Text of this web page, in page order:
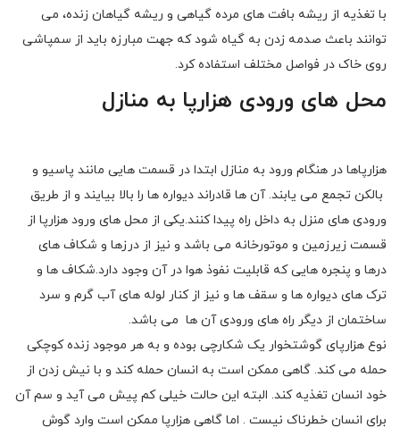
با تغذیه از ریشه بافت های مرده گیاهی و ریشه گیاهان زنده، می
توانند باعث صدمه زدن به گیاه شود که جهت مبارزه باید از سمپاشی
روی خاک در فواصل مختلف استفاده کرد.
محل های ورودی هزارپا به منازل
هزارپاها در هنگام ورود به منازل ابتدا در قسمت هایی مانند پاسیو و
بالکن تجمع می یابند. آن ها قادراند دیواره ها را بالا بیایند و از طریق
ورودی های منزل به داخل راه پیدا کنند.یکی از محل های ورود هزارپا از
قسمت زیرزمین و موتورخانه می باشد و نیز از درزها و شکاف های
درها و پنجره هایی که قابلیت نفوذ هوا در آن وجود دارد.شکاف ها و
ترک های دیواره ها و سقف ها و نیز از کنار لوله های آب گرم و سرد
ساختمان از دیگر راه های ورودی آن ها می باشد.
نوع هزارپای گوشتخوار یک شکارچی بوده و به هر موجود زنده کوچکی
حمله می کند. گاهی ممکن است به انسان حمله کند و با نیش زدن از
خود انسان تغذیه کند. البته این حالت خیلی کم پیش می آید و سم آن
برای انسان خطرناک نیست . اما گاهی هزارپا ممکن است وارد گوش